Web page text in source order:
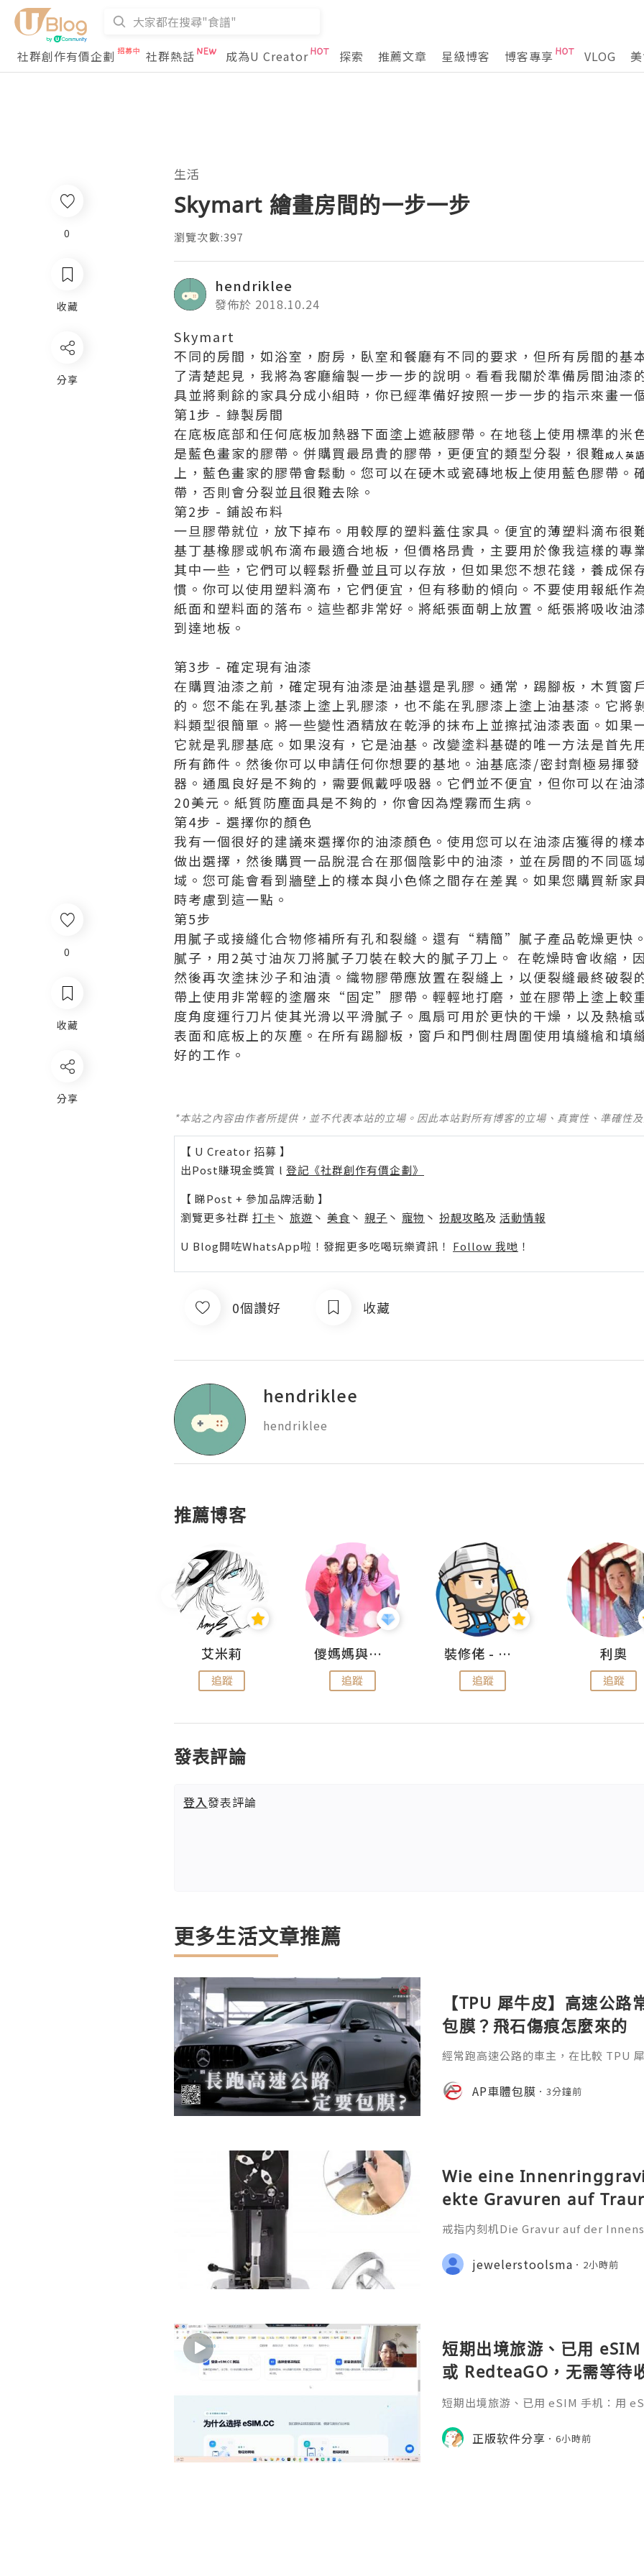
社群創作有價企劃 社群熱話 成為U Creator 探索 推薦文章 星級博客 博客專享 VLOG
0
收藏
分享
生活
Skymart 繪畫房間的一步一步
瀏覽次數:397
hendriklee
發佈於 2018.10.24
Skymart
不同的房間，如浴室，廚房，臥室和餐廳有不同的要求，但所有房間的基
了清楚起見，我將為客廳繪製一步一步的說明。看看我關於準備房間油漆
具並將剩餘的家具分成小組時，你已經準備好按照一步一步的指示來畫一
第1步 - 錄製房間
在底板底部和任何底板加熱器下面塗上遮蔽膠帶。在地毯上使用標準的米
是藍色畫家的膠帶。併購買最昂貴的膠帶，更便宜的類型分裂，很難成人英
上，藍色畫家的膠帶會鬆動。您可以在硬木或瓷磚地板上使用藍色膠帶。
帶，否則會分裂並且很難去除。
第2步 - 鋪設布料
一旦膠帶就位，放下掉布。用較厚的塑料蓋住家具。便宜的薄塑料滴布很
基丁基橡膠或帆布滴布最適合地板，但價格昂貴，主要用於像我這樣的專
其中一些，它們可以輕鬆折疊並且可以存放，但如果您不想花錢，養成保
慣。你可以使用塑料滴布，它們便宜，但有移動的傾向。不要使用報紙作
紙面和塑料面的落布。這些都非常好。將紙張面朝上放置。紙張將吸收油
到達地板。
第3步 - 確定現有油漆
在購買油漆之前，確定現有油漆是油基還是乳膠。通常，踢腳板，木質窗
的。您不能在乳基漆上塗上乳膠漆，也不能在乳膠漆上塗上油基漆。它將
料類型很簡單。將一些變性酒精放在乾淨的抹布上並擦拭油漆表面。如果
它就是乳膠基底。如果沒有，它是油基。改變塗料基礎的唯一方法是首先
所有飾件。然後你可以申請任何你想要的基地。油基底漆/密封劑極易揮
器。通風良好是不夠的，需要佩戴呼吸器。它們並不便宜，但你可以在油
20美元。紙質防塵面具是不夠的，你會因為煙霧而生病。
第4步 - 選擇你的顏色
我有一個很好的建議來選擇你的油漆顏色。使用您可以在油漆店獲得的樣
做出選擇，然後購買一品脫混合在那個陰影中的油漆，並在房間的不同區
域。您可能會看到牆壁上的樣本與小色條之間存在差異。如果您購買新家
時考慮到這一點。
第5步
用膩子或接縫化合物修補所有孔和裂縫。還有“精簡”膩子產品乾燥更快
膩子，用2英寸油灰刀將膩子刀裝在較大的膩子刀上。 在乾燥時會收縮，
然後再次塗抹沙子和油漬。織物膠帶應放置在裂縫上，以便裂縫最終破裂
帶上使用非常輕的塗層來“固定”膠帶。輕輕地打磨，並在膠帶上塗上較
度角度運行刀片使其光滑以平滑膩子。風扇可用於更快的干燥，以及熱槍
表面和底板上的灰塵。在所有踢腳板，窗戶和門側柱周圍使用填縫槍和填
好的工作。
*本站之內容由作者所提供，並不代表本站的立場。因此本站對所有博客的立場、真實性、準確性
【 U Creator 招募 】
出Post賺現金獎賞 l 登記《社群創作有價企劃》
【 睇Post + 參加品牌活動 】
瀏覽更多社群 打卡 丶 旅遊 丶 美食 丶 親子 丶 寵物 丶 扮靚攻略及 活動情報
U Blog開咗WhatsApp啦！發掘更多吃喝玩樂資訊！ Follow 我哋 ！
0個讚好 收藏
hendriklee
hendriklee
推薦博客
艾米莉
追蹤
儍媽媽與兩隻小魔怪之家
追蹤
裝修佬 - 香港一站式網上裝修平台
追蹤
利奧
追蹤
發表評論
登入發表評論
更多生活文章推薦
【TPU 犀牛皮】高速公
包膜？飛石傷痕怎麼來的
經常跑高速公路的車主，在比較 TPU
汽車包膜、全車犀牛皮 與 台中汽車包
量；AP 車體保護中心小編這篇就來聊
AP車體包膜 3分鐘前
Wie eine
ekte Gravuren auf
戒指内刻机Die Gravur auf der
iche Botschaft, die oft ein Datum,
nderen Satz oder ein Symb
jewelerstoolsma 2小時前
短期出境旅游、已用
或 RedteaGO，无需等待
码 + 通话短信”（如打车
餐）。长
短期出境旅游、已用 eSIM 手机：用
络）：优先 RedteaGO（明确提供通
公数字游民，或手机不支持 eSIM：用
正版软件分享 6小時前
0
收藏
分享